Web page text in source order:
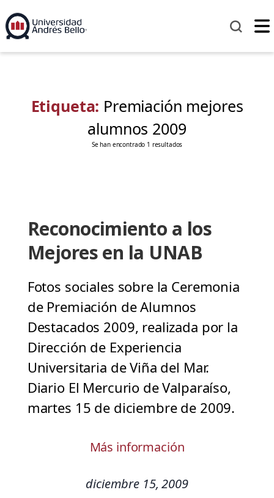
Etiqueta: Premiación mejores
alumnos 2009
Se han encontrado 1 resultados
Reconocimiento a los
Mejores en la UNAB
Fotos sociales sobre la Ceremonia
de Premiación de Alumnos
Destacados 2009, realizada por la
Dirección de Experiencia
Universitaria de Viña del Mar.
Diario El Mercurio de Valparaíso,
martes 15 de diciembre de 2009.
Más información
diciembre 15, 2009